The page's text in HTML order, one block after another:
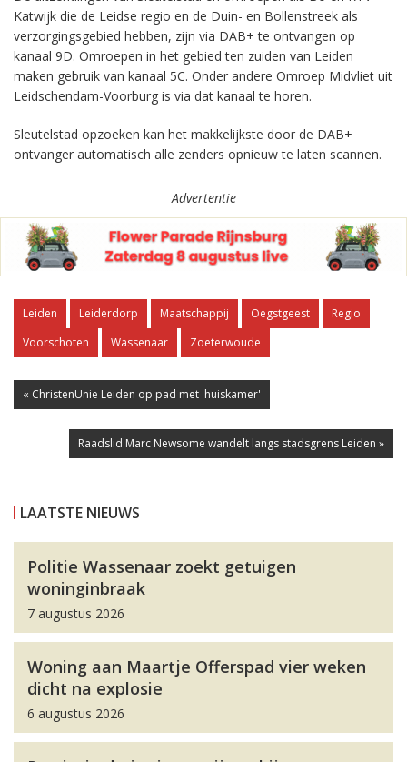
Katwijk die de Leidse regio en de Duin- en Bollenstreek als
verzorgingsgebied hebben, zijn via DAB+ te ontvangen op
kanaal 9D. Omroepen in het gebied ten zuiden van Leiden
maken gebruik van kanaal 5C. Onder andere Omroep Midvliet uit
Leidschendam-Voorburg is via dat kanaal te horen.
Sleutelstad opzoeken kan het makkelijkste door de DAB+
ontvanger automatisch alle zenders opnieuw te laten scannen.
Advertentie
Leiden Leiderdorp Maatschappij Oegstgeest
Regio
Voorschoten
Wassenaar Zoeterwoude
« ChristenUnie Leiden op pad met 'huiskamer'
Raadslid Marc Newsome wandelt langs stadsgrens Leiden »
LAATSTE NIEUWS
Politie Wassenaar zoekt getuigen
woninginbraak
7 augustus 2026
Woning aan Maartje Offerspad vier weken
dicht na explosie
6 augustus 2026